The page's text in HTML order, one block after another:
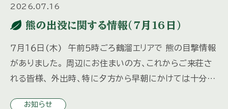
2026.07.16
熊の出没に関する情報(7月16日)
７月１６日(木) 午前５時ごろ鶴溜エリアで 熊の目撃情報
がありました。 周辺にお住まいの方、これからご来荘さ
れる皆様、 外出時、特に夕方から早朝にかけては十分ご
お知らせ